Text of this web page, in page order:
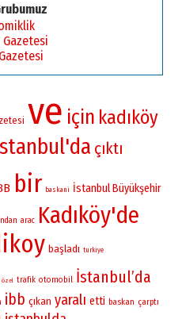
Gazetesi
ve için kadıköy
çıktı
bir baskani İstanbul Büyükşehir
arac Kadıköy'de
başladı turkiye
özel trafik otomobil İstanbul’da
ibb çıkan yaralı etti baskan çarptı